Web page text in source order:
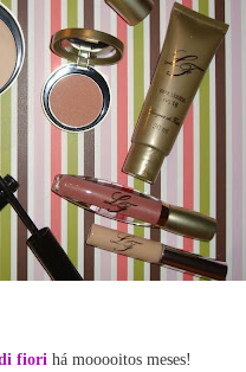
fiori há mooooitos meses!